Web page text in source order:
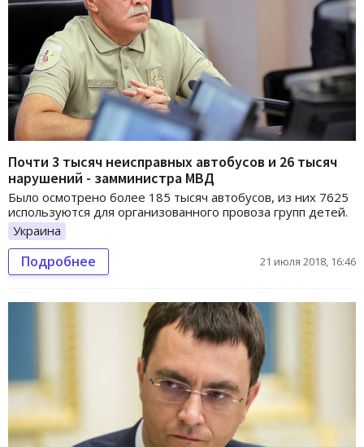
Почти 3 тысяч неисправных автобусов и 26 тысяч
нарушений - замминистра МВД
Было осмотрено более 185 тысяч автобусов, из них 7625
используются для организованного провоза групп детей.
Украина
Подробнее 21 июля 2018, 16:46